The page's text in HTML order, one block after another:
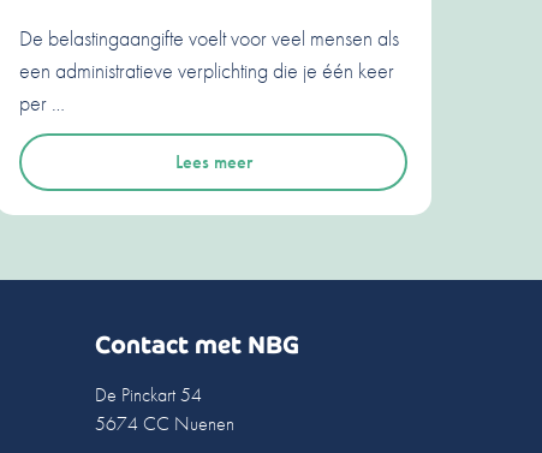
De belastingaangifte voelt voor veel mensen als
een administratieve verplichting die je één keer
per …
Lees meer
Contact met NBG
De Pinckart 54
5674 CC Nuenen